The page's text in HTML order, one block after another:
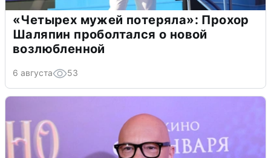
«Четырех мужей потеряла»: Прохор
Шаляпин проболтался о новой
возлюбленной
6 августа 53